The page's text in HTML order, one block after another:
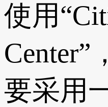
使用
Center”
要采用